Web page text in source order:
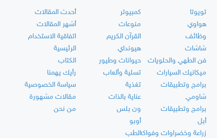
تويوتا
كمبيوتر
هواوي
منوعات
وظائف
القرآن الكريم
شاشات
هيونداي
فن الطهي والحلويات
حيوانات وطيور
ميكانيك السيارات
تسلية وألعاب
برامج وتطبيقات
تغذية
شاومي
عناية بالذات
برامج وتطبيقات
ون بلس
أبل
أوبو
زراعة وخضراوات وفواكهالطب
أحدث المقالات
أشهر المقالات
اتفاقية الاستخدام
الرئيسية
الكتاب
رأيك يهمنا
سياسة الخصوصية
مقالات مشهورة
من نحن